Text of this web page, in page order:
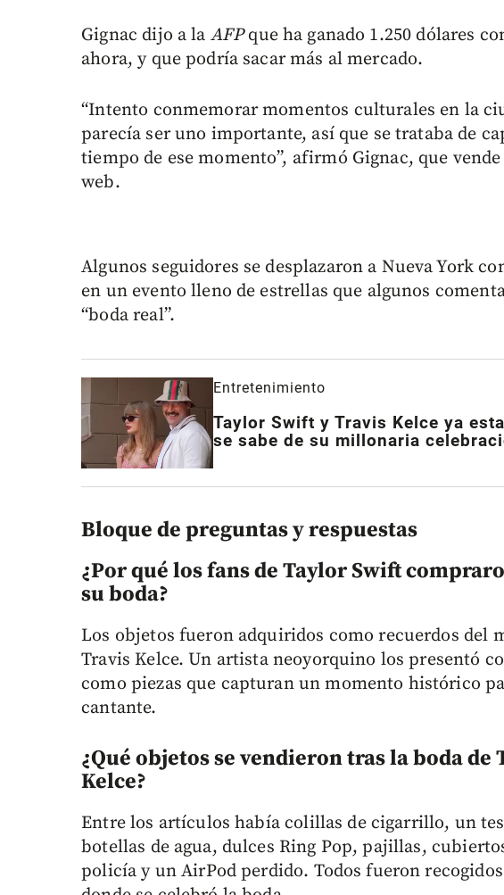
Gignac dijo a la AFPque ha ganado 1.250 dólares
ahora, y que podría sacar más al mercado.
“Intento conmemorar momentos culturales en la
parecía ser uno importante, así que se trataba de
tiempo de ese momento”, afirmó Gignac, que
web.
Algunos seguidores se desplazaron a Nueva York
en un evento lleno de estrellas que algunos
“boda real”.
Entretenimiento
Taylor Swift y Travis Kelce ya
se sabe de su millonaria
Bloque de preguntas y respuestas
¿Por qué los fans de Taylor Swift
su boda?
Los objetos fueron adquiridos como recuerdos del
Travis Kelce. Un artista neoyorquino los presentó
como piezas que capturan un momento histórico
cantante.
¿Qué objetos se vendieron tras la boda de
Kelce?
Entre los artículos había colillas de cigarrillo, un
botellas de agua, dulces Ring Pop, pajillas,
policía y un AirPod perdido. Todos fueron